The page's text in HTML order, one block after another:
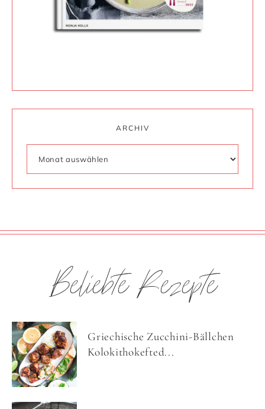
ARCHIV
Beliebte Rezepte
Griechische Zucchini-Bällchen
Kolokithokefted...